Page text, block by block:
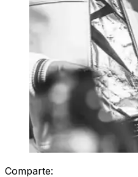
Comparte: